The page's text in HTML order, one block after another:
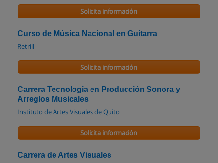
Solicita información
Curso de Música Nacional en Guitarra
Retrill
Solicita información
Carrera Tecnologia en Producción Sonora y
Arreglos Musicales
Instituto de Artes Visuales de Quito
Solicita información
Carrera de Artes Visuales